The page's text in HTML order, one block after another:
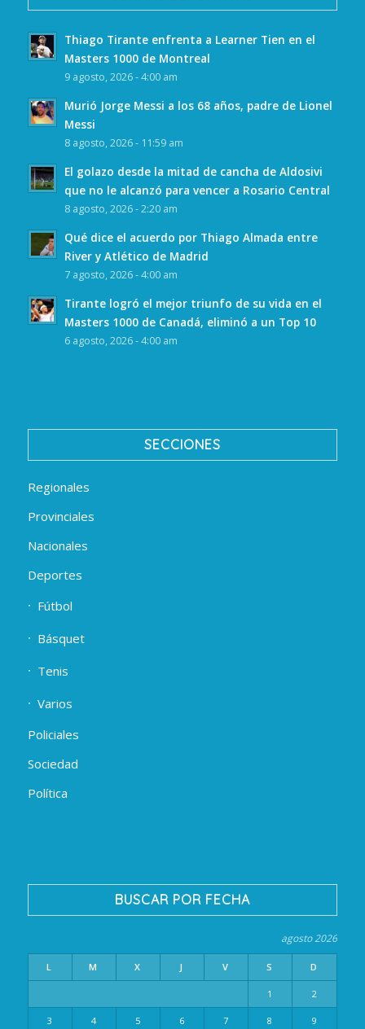
Thiago Tirante enfrenta a Learner Tien en el
Masters 1000 de Montreal
9 agosto, 2026 - 4:00 am
Murió Jorge Messi a los 68 años, padre de Lionel
Messi
8 agosto, 2026 - 11:59 am
El golazo desde la mitad de cancha de Aldosivi
que no le alcanzó para vencer a Rosario Central
8 agosto, 2026 - 2:20 am
Qué dice el acuerdo por Thiago Almada entre
River y Atlético de Madrid
7 agosto, 2026 - 4:00 am
Tirante logró el mejor triunfo de su vida en el
Masters 1000 de Canadá, eliminó a un Top 10
6 agosto, 2026 - 4:00 am
SECCIONES
Regionales
Provinciales
Nacionales
Deportes
Fútbol
Básquet
Tenis
Varios
Policiales
Sociedad
Política
BUSCAR POR FECHA
agosto 2026
L M X J V S D
1 2
3 4 5 6 7 8 9